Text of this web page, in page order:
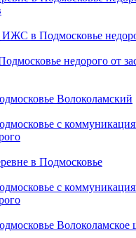
ИЖС в Подмосковье
недорого от
Волоколамский
с
в Подмосковье
с
Волоколамское